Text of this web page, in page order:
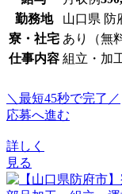
勤務地
山口県 防
寮・社宅 あり（無
仕事内容 組立・加
＼最短45秒で完了／
応募へ進む
詳しく
見る